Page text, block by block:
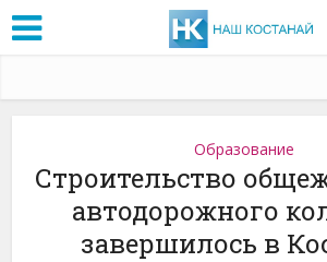
Образование
Строительство
автодорожного
завершилось в